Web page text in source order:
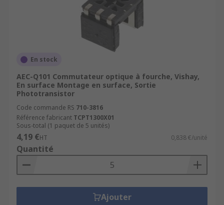
En stock
AEC-Q101 Commutateur optique à fourche, Vishay,
En surface Montage en surface, Sortie
Phototransistor
Code commande RS 710-3816
Référence fabricant TCPT1300X01
Sous-total (1 paquet de 5 unités)
4,19 €HT 0,838 €/unité
Quantité
Ajouter